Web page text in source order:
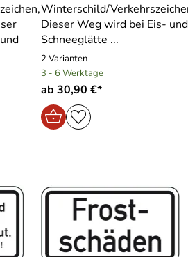
Winterschild/
Dieser Weg wird bei Eis- und
Schneeglätte ...
2 Varianten
3 - 6 Werktage
ab 30,90 €*